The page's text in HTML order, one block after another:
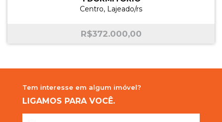
Centro, Lajeado/rs
R$372.000,00
Tem interesse em algum imóvel?
LIGAMOS PARA VOCÊ.